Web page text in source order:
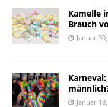
Kamelle
Brauch
Januar
Januar